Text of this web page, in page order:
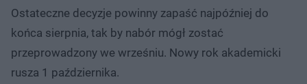
Ostateczne decyzje powinny zapaść najpóźniej do
końca sierpnia, tak by nabór mógł zostać
przeprowadzony we wrześniu. Nowy rok akademicki
rusza 1 października.